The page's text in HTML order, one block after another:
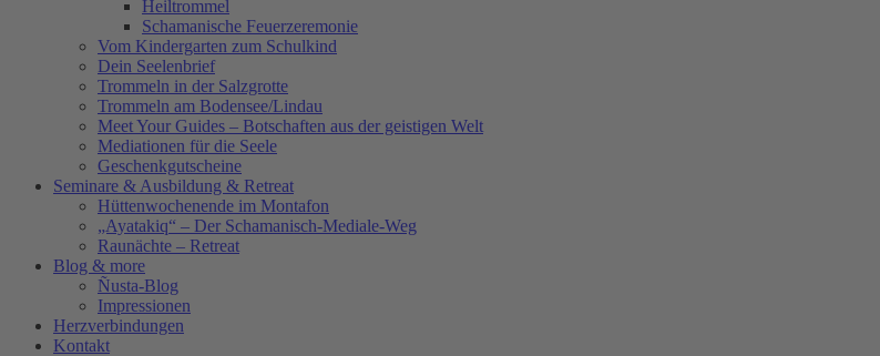
Heiltrommel
Schamanische Feuerzeremonie
Vom Kindergarten zum Schulkind
Dein Seelenbrief
Trommeln in der Salzgrotte
Trommeln am Bodensee/Lindau
Meet Your Guides – Botschaften aus der geistigen Welt
Mediationen für die Seele
Geschenkgutscheine
Seminare & Ausbildung & Retreat
Hüttenwochenende im Montafon
„Ayatakiq“ – Der Schamanisch-Mediale-Weg
Raunächte – Retreat
Blog & more
Ñusta-Blog
Impressionen
Herzverbindungen
Kontakt